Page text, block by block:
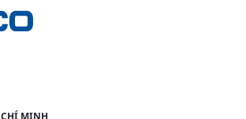
CHÍ MINH